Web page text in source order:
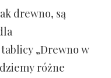
drewno, są
„Drewno w
różne